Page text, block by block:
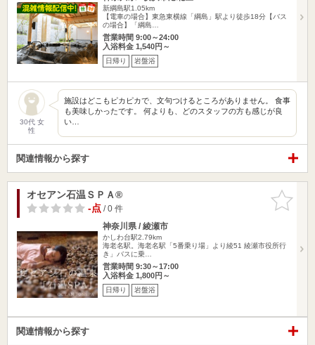
新綱島駅1.05km
【電車の場合】東急東横線「綱島」駅より徒歩18分【バス
の場合】「綱島…
営業時間 9:00～24:00
入浴料金 1,540円～
日帰り 岩盤浴
30代 女
性
施設はどこもピカピカで、文句つけるところがありません。 食事
も美味しかったです。 何よりも、どのスタッフの方も感じが良
い…
関連情報から探す
お気に入
りに追加
オセアン石温ＳＰＡ®
-点/ 0 件
神奈川県 / 綾瀬市
かしわ台駅2.79km
海老名駅。海老名駅「5番乗り場」より綾51 綾瀬市役所行
き」バスに乗…
営業時間 9:30～17:00
入浴料金 1,800円～
日帰り 岩盤浴
関連情報から探す